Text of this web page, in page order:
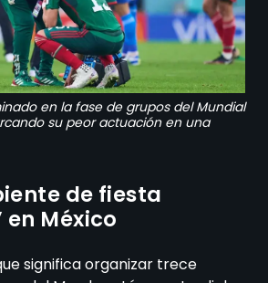
en la fase de grupos del Mundial
su peor actuación en una
de fiesta
México
significa organizar trece